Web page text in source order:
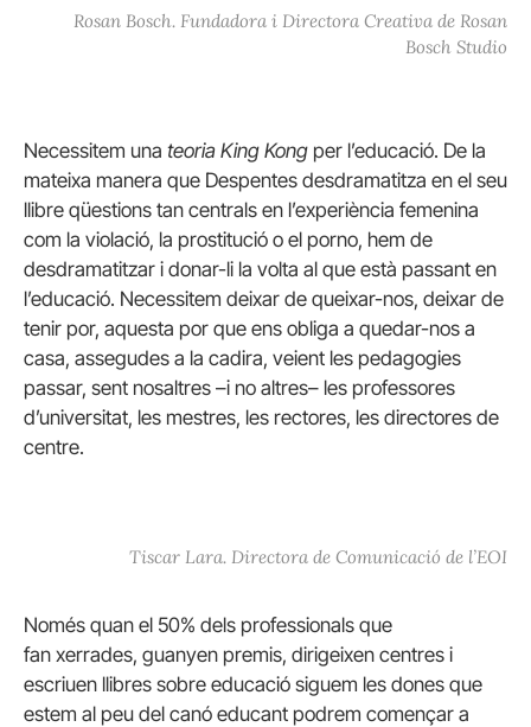
Rosan Bosch. Fundadora i Directora Creativa de Rosan
Bosch Studio
Necessitem una teoria King Kong per l’educació. De la
mateixa manera que Despentes desdramatitza en el seu
llibre qüestions tan centrals en l’experiència femenina
com la violació, la prostitució o el porno, hem de
desdramatitzar i donar-li la volta al que està passant en
l’educació. Necessitem deixar de queixar-nos, deixar de
tenir por, aquesta por que ens obliga a quedar-nos a
casa, assegudes a la cadira, veient les pedagogies
passar, sent nosaltres –i no altres– les professores
d’universitat, les mestres, les rectores, les directores de
centre.
Tiscar Lara. Directora de Comunicació de l’EOI
Només quan el 50% dels professionals que
fan xerrades, guanyen premis, dirigeixen centres i
escriuen llibres sobre educació siguem les dones que
estem al peu del canó educant podrem començar a